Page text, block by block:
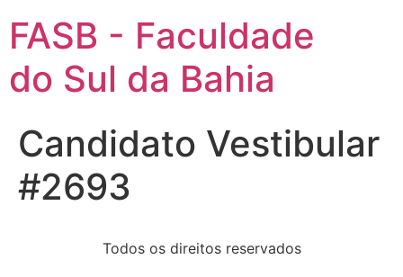
FASB - Faculdade
do Sul da Bahia
Candidato Vestibular
#2693
Todos os direitos reservados